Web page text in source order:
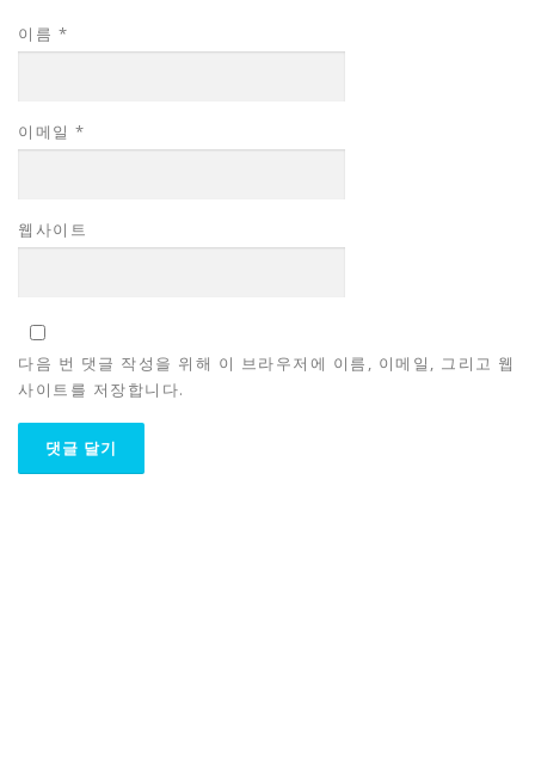
이름 *
이메일 *
웹사이트
다음 번 댓글 작성을 위해 이 브라우저에 이름, 이메일, 그리고 웹
사이트를 저장합니다.